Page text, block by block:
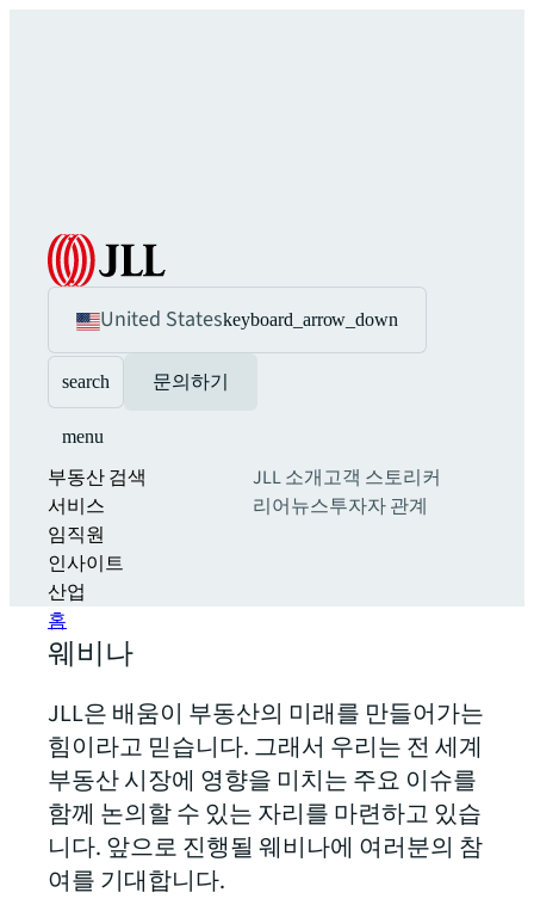
United Stateskeyboard_arrow_down
search 문의하기
menu
부동산 검색
서비스
임직원
인사이트
산업
JLL 소개고객 스토리커
리어뉴스투자자 관계
홈
웨비나
JLL은 배움이 부동산의 미래를 만들어가는
힘이라고 믿습니다. 그래서 우리는 전 세계
부동산 시장에 영향을 미치는 주요 이슈를
함께 논의할 수 있는 자리를 마련하고 있습
니다. 앞으로 진행될 웨비나에 여러분의 참
여를 기대합니다.